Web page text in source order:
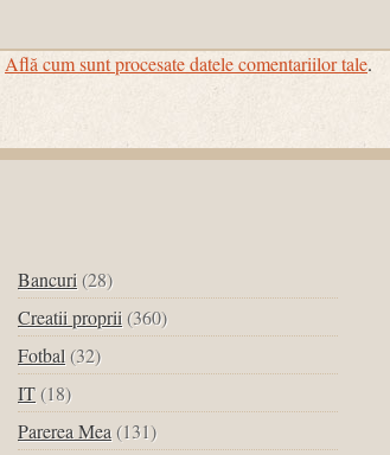
Află cum sunt procesate datele comentariilor tale.
Bancuri (28)
Creatii proprii (360)
Fotbal (32)
IT (18)
Parerea Mea (131)